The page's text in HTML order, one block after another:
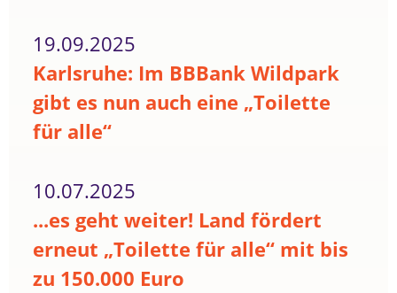
19.09.2025
Karlsruhe: Im BBBank Wildpark
gibt es nun auch eine „Toilette
für alle“
10.07.2025
...es geht weiter! Land fördert
erneut „Toilette für alle“ mit bis
zu 150.000 Euro